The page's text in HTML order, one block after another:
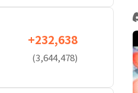
+232,638
(3,644,478)